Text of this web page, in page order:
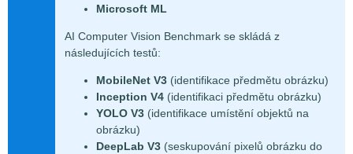
Microsoft ML
AI Computer Vision Benchmark se skládá z
následujících testů:
MobileNet V3 (identifikace předmětu obrázku)
Inception V4 (identifikaci předmětu obrázku)
YOLO V3 (identifikace umístění objektů na
obrázku)
DeepLab V3 (seskupování pixelů obrázku do